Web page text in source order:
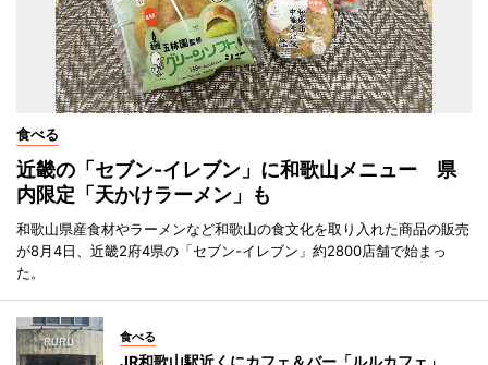
食べる
近畿の「セブン-イレブン」に和歌山メニュー 県
内限定「天かけラーメン」も
和歌山県産食材やラーメンなど和歌山の食文化を取り入れた商品の販売
が8月4日、近畿2府4県の「セブン-イレブン」約2800店舗で始まっ
た。
食べる
JR和歌山駅近くにカフェ＆バー「ルルカフェ」